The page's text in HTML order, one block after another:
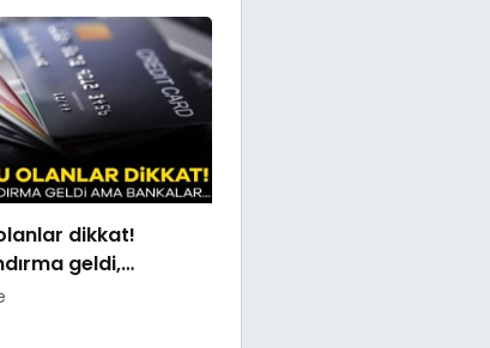
dikkat!
geldi,
neden bekliyor?